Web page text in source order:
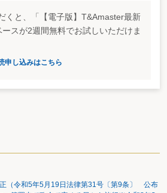
前に問題点を調査・整理する必要が生じ、検討
金融庁検査は目的や目線、投入される人員数
生じることはやむを得ないとの考え方を示し
当性は、今後様々な局面で問題視されることと
定等のガイドラインが示されている。
し
越期間が7年に延長される税制改正が実現し
延税金資産の回収可能性について定める監査委
回収可能性の判断に関する監査上の取扱い」を
くと、「【電子版】T&Amaster最新
スが2週間無料でお試しいただけま
申し込みはこちら
正（令和5年5月19日法律第31号〔第9条〕 公布